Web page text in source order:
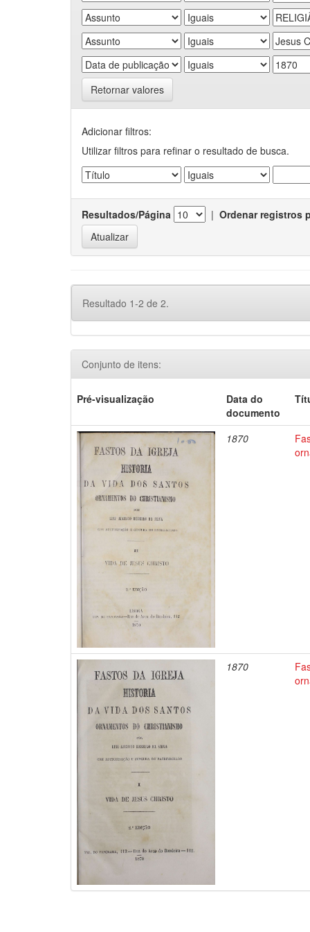
Retornar valores
Adicionar filtros:
Utilizar filtros para refinar o resultado de busca.
Resultados/Página | Ordenar registros
Resultado 1-2 de 2.
Conjunto de itens:
Pré-visualização
Data do
documento
1870
1870